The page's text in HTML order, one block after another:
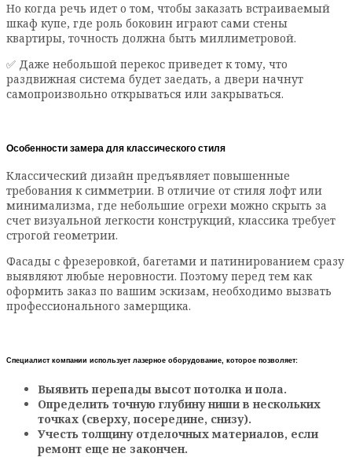
Но когда речь идет о том, чтобы заказать встраиваемый
шкаф купе, где роль боковин играют сами стены
квартиры, точность должна быть миллиметровой.
✅ Даже небольшой перекос приведет к тому, что
раздвижная система будет заедать, а двери начнут
самопроизвольно открываться или закрываться.
Особенности замера для классического стиля
Классический дизайн предъявляет повышенные
требования к симметрии. В отличие от стиля лофт или
минимализма, где небольшие огрехи можно скрыть за
счет визуальной легкости конструкций, классика требует
строгой геометрии.
Фасады с фрезеровкой, багетами и патинированием сразу
выявляют любые неровности. Поэтому перед тем как
оформить заказ по вашим эскизам, необходимо вызвать
профессионального замерщика.
Специалист компании использует лазерное оборудование, которое позволяет:
Выявить перепады высот потолка и пола.
Определить точную глубину ниши в нескольких
точках (сверху, посередине, снизу).
Учесть толщину отделочных материалов, если
ремонт еще не закончен.